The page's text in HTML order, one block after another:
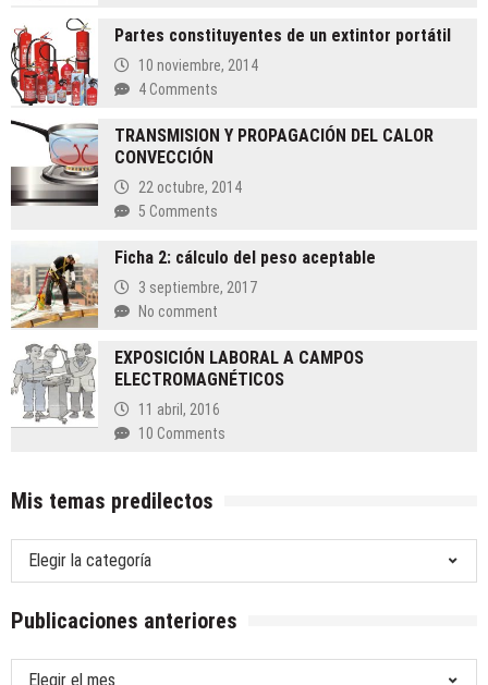
Partes constituyentes de un extintor portátil
10 noviembre, 2014
4 Comments
TRANSMISION Y PROPAGACIÓN DEL CALOR
CONVECCIÓN
22 octubre, 2014
5 Comments
Ficha 2: cálculo del peso aceptable
3 septiembre, 2017
No comment
EXPOSICIÓN LABORAL A CAMPOS
ELECTROMAGNÉTICOS
11 abril, 2016
10 Comments
Mis temas predilectos
Mis
temas
Publicaciones anteriores
Publicaciones